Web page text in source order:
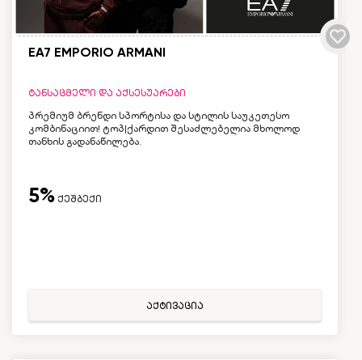
EA7 EMPORIO ARMANI
ტანსაცმელი და აქსესუარები
პრემიუმ ბრენდი სპორტისა და სტილის საუკეთესო
კომბინაციით! ტოპ|ქარდით შესაძლებელია მხოლოდ
თანხის გადანაწილება.
5% ქეშბექი
აქტივაცია